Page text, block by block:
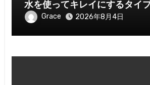
水を使ってキレイにするタイプ
Grace 2026年8月4日